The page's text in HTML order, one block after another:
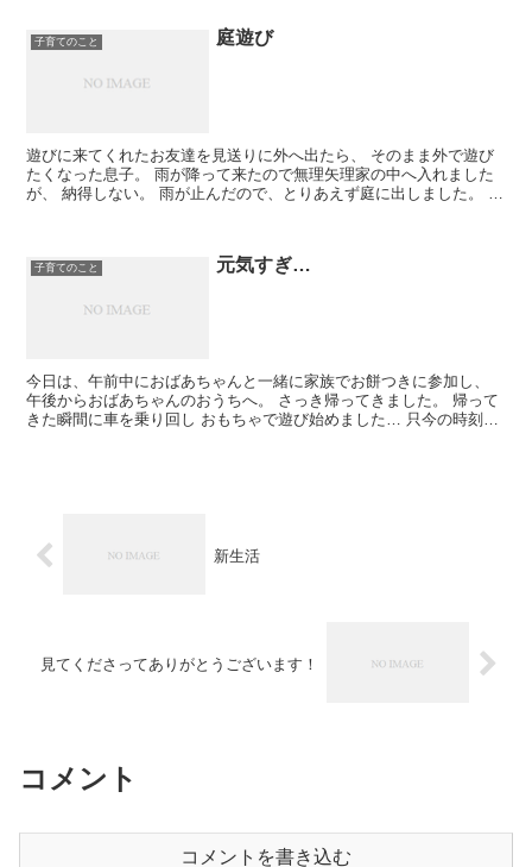
子育てのこと 庭遊び
遊びに来てくれたお友達を見送りに外へ出たら、 そのまま外で遊び
たくなった息子。 雨が降って来たので無理矢理家の中へ入れました
が、 納得しない。 雨が止んだので、とりあえず庭に出しました。 す
子育てのこと 元気すぎ…
今日は、午前中におばあちゃんと一緒に家族でお餅つきに参加し、
午後からおばあちゃんのおうちへ。 さっき帰ってきました。 帰って
きた瞬間に車を乗り回し おもちゃで遊び始めました… 只今の時刻、
新生活
見てくださってありがとうございます！
コメント
コメントを書き込む